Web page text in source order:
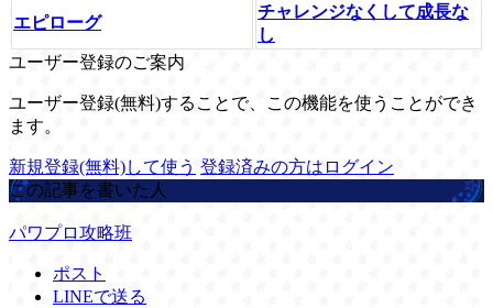
エピローグ
チャレンジなくして成長な
し
ユーザー登録のご案内
ユーザー登録(無料)することで、この機能を使うことができ
ます。
新規登録(無料)して使う 登録済みの方はログイン
この記事を書いた人
パワプロ攻略班
ポスト
LINEで送る